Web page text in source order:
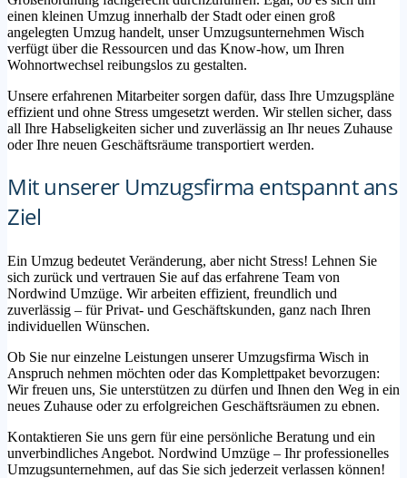
einen kleinen Umzug innerhalb der Stadt oder einen groß
angelegten Umzug handelt, unser Umzugsunternehmen Wisch
verfügt über die Ressourcen und das Know-how, um Ihren
Wohnortwechsel reibungslos zu gestalten.
Unsere erfahrenen Mitarbeiter sorgen dafür, dass Ihre Umzugspläne
effizient und ohne Stress umgesetzt werden. Wir stellen sicher, dass
all Ihre Habseligkeiten sicher und zuverlässig an Ihr neues Zuhause
oder Ihre neuen Geschäftsräume transportiert werden.
Mit unserer Umzugsfirma entspannt ans
Ziel
Ein Umzug bedeutet Veränderung, aber nicht Stress! Lehnen Sie
sich zurück und vertrauen Sie auf das erfahrene Team von
Nordwind Umzüge. Wir arbeiten effizient, freundlich und
zuverlässig – für Privat- und Geschäftskunden, ganz nach Ihren
individuellen Wünschen.
Ob Sie nur einzelne Leistungen unserer Umzugsfirma Wisch in
Anspruch nehmen möchten oder das Komplettpaket bevorzugen:
Wir freuen uns, Sie unterstützen zu dürfen und Ihnen den Weg in ein
neues Zuhause oder zu erfolgreichen Geschäftsräumen zu ebnen.
Kontaktieren Sie uns gern für eine persönliche Beratung und ein
unverbindliches Angebot. Nordwind Umzüge – Ihr professionelles
Umzugsunternehmen, auf das Sie sich jederzeit verlassen können!